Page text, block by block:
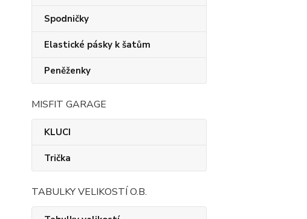
Spodničky
Elastické pásky k šatům
Peněženky
MISFIT GARAGE
KLUCI
Trička
TABULKY VELIKOSTÍ O.B.